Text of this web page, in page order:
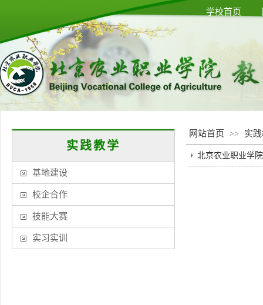
学校首页
实践教学
基地建设
校企合作
技能大赛
实习实训
网站首页 >> 实
北京农业职业学